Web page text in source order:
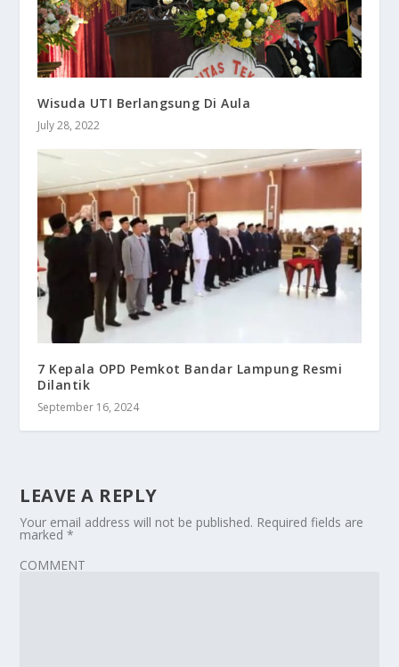
Wisuda UTI Berlangsung Di Aula
July 28, 2022
7 Kepala OPD Pemkot Bandar Lampung Resmi
Dilantik
September 16, 2024
LEAVE A REPLY
Your email address will not be published. Required fields are
marked*
COMMENT